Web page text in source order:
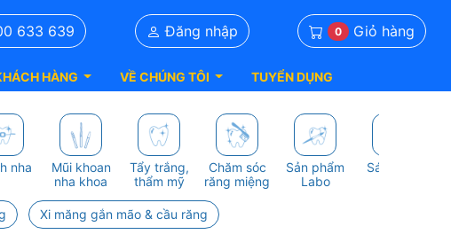
633 639 Đăng nhập 0 Giỏ hàng
HÀNG VỀ CHÚNG TÔI TUYỂN DỤNG
nha
Mũi khoan
nha khoa
Tẩy trắng,
thẩm mỹ
Chăm sóc
răng miệng
Sản phẩm
Labo
Sách nha
Xi măng gắn mão & cầu răng